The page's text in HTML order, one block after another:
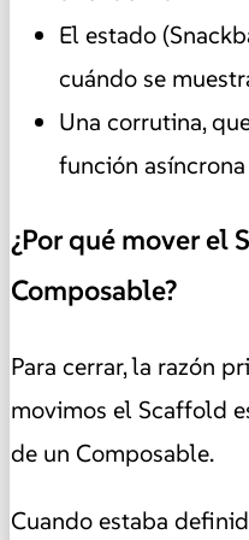
El estado
cuándo se
Una corrutina,
función
¿Por qué mover el
Composable?
Para cerrar, la razón
movimos el Scaffold
de un Composable.
Cuando estaba